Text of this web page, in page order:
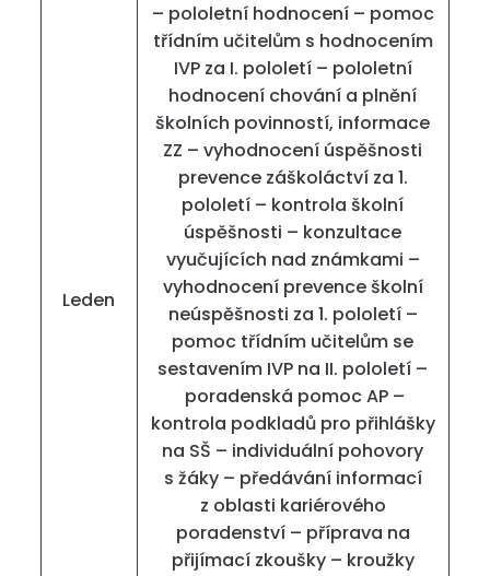
Leden
– pololetní hodnocení – pomoc
třídním učitelům s hodnocením
IVP za I. pololetí – pololetní
hodnocení chování a plnění
školních povinností, informace
ZZ – vyhodnocení úspěšnosti
prevence záškoláctví za 1.
pololetí – kontrola školní
úspěšnosti – konzultace
vyučujících nad známkami –
vyhodnocení prevence školní
neúspěšnosti za 1. pololetí –
pomoc třídním učitelům se
sestavením IVP na II. pololetí –
poradenská pomoc AP –
kontrola podkladů pro přihlášky
na SŠ – individuální pohovory
s žáky – předávání informací
z oblasti kariérového
poradenství – příprava na
přijímací zkoušky – kroužky